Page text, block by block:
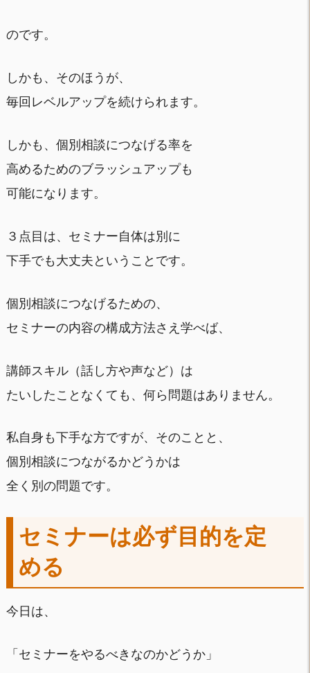
のです。
しかも、そのほうが、
毎回レベルアップを続けられます。
しかも、個別相談につなげる率を
高めるためのブラッシュアップも
可能になります。
３点目は、セミナー自体は別に
下手でも大丈夫ということです。
個別相談につなげるための、
セミナーの内容の構成方法さえ学べば、
講師スキル（話し方や声など）は
たいしたことなくても、何ら問題はありません。
私自身も下手な方ですが、そのことと、
個別相談につながるかどうかは
全く別の問題です。
セミナーは必ず目的を定
める
今日は、
「セミナーをやるべきなのかどうか」